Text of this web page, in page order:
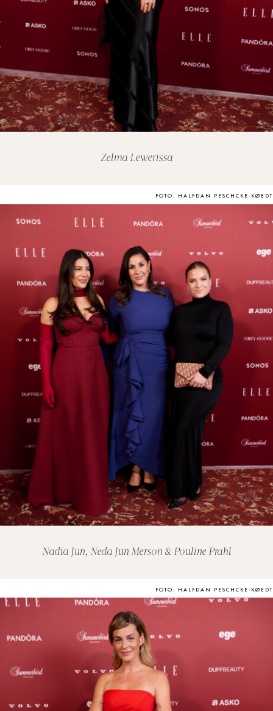
Zelma Lewerissa
FOTO: HALFDAN PESCHCKE-KØEDT
Nadia Jun, Neda Jun Merson & Pouline Prahl
FOTO: HALFDAN PESCHCKE-KØEDT